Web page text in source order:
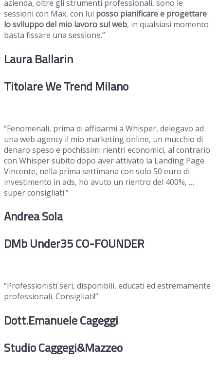
azienda, oltre gli strumenti professionali, sono le
sessioni con Max, con lui posso pianificare e progettare
lo sviluppo del mio lavoro sul web, in qualsiasi momento
basta fissare una sessione.”
Laura Ballarin
Titolare We Trend Milano
“Fenomenali, prima di affidarmi a Whisper, delegavo ad
una web agency il mio marketing online, un mucchio di
denaro speso e pochissimi rientri economici, al contrario
con Whisper subito dopo aver attivato la Landing Page
Vincente, nella prima settimana con solo 50 euro di
investimento in ads, ho avuto un rientro del 400%, …
super consigliati.”
Andrea Sola
DMb Under35 CO-FOUNDER
“Professionisti seri, disponibili, educati ed estremamente
professionali. Consigliati!”
Dott.Emanuele Cageggi
Studio Caggegi&Mazzeo